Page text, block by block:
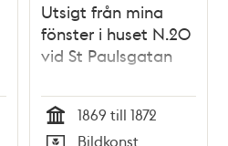
Utsigt från mina
fönster i huset N.20
vid St Paulsgatan
Tid
1869 till 1872
Bildkonst